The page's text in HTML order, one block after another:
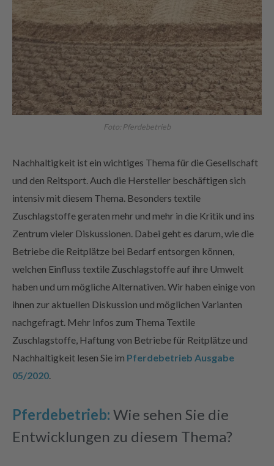
Foto: Pferdebetrieb
Nachhaltigkeit ist ein wichtiges Thema für die Gesellschaft
und den Reitsport. Auch die Hersteller beschäftigen sich
intensiv mit diesem Thema. Besonders textile
Zuschlagstoffe geraten mehr und mehr in die Kritik und ins
Zentrum vieler Diskussionen. Dabei geht es darum, wie die
Betriebe die Reitplätze bei Bedarf entsorgen können,
welchen Einfluss textile Zuschlagstoffe auf ihre Umwelt
haben und um mögliche Alternativen. Wir haben einige von
ihnen zur aktuellen Diskussion und möglichen Varianten
nachgefragt. Mehr Infos zum Thema Textile
Zuschlagstoffe, Haftung von Betriebe für Reitplätze und
Nachhaltigkeit lesen Sie im Pferdebetrieb Ausgabe
05/2020.
Pferdebetrieb: Wie sehen Sie die
Entwicklungen zu diesem Thema?